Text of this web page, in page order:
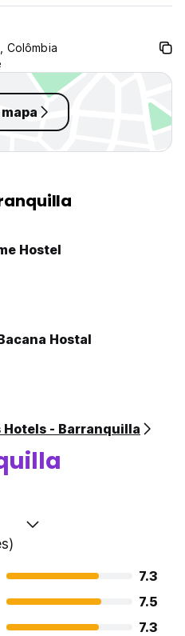
Colômbia
Hostel
Hostal
Hotels - Barranquilla
7.3
7.5
7.3